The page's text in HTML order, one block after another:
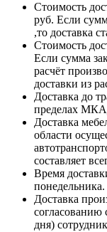
Стоимость
руб. Если
,то доставка
Стоимость
Если сумма
расчёт
доставки из
Доставка до
пределах
Доставка
области
составляет
Время
понедельника.
Доставка
согласованию
дня)